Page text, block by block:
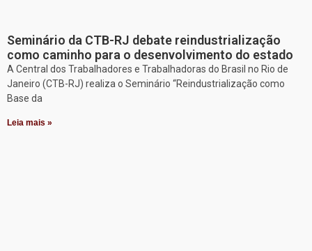
Seminário da CTB-RJ debate reindustrialização
como caminho para o desenvolvimento do estado
A Central dos Trabalhadores e Trabalhadoras do Brasil no Rio de
Janeiro (CTB-RJ) realiza o Seminário “Reindustrialização como
Base da
Leia mais »